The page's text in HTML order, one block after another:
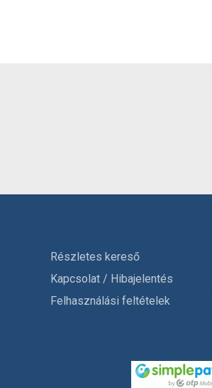
Részletes kereső
Kapcsolat / Hibajelentés
Felhasználási feltételek